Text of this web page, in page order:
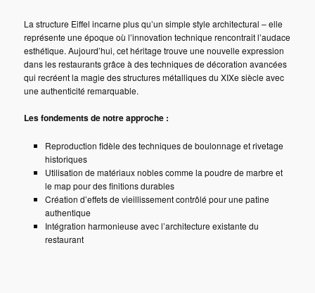
La structure Eiffel incarne plus qu’un simple style architectural – elle
représente une époque où l’innovation technique rencontrait l’audace
esthétique. Aujourd’hui, cet héritage trouve une nouvelle expression
dans les restaurants grâce à des techniques de décoration avancées
qui recréent la magie des structures métalliques du XIXe siècle avec
une authenticité remarquable.
Les fondements de notre approche :
Reproduction fidèle des techniques de boulonnage et rivetage
historiques
Utilisation de matériaux nobles comme la poudre de marbre et
le map pour des finitions durables
Création d’effets de vieillissement contrôlé pour une patine
authentique
Intégration harmonieuse avec l’architecture existante du
restaurant